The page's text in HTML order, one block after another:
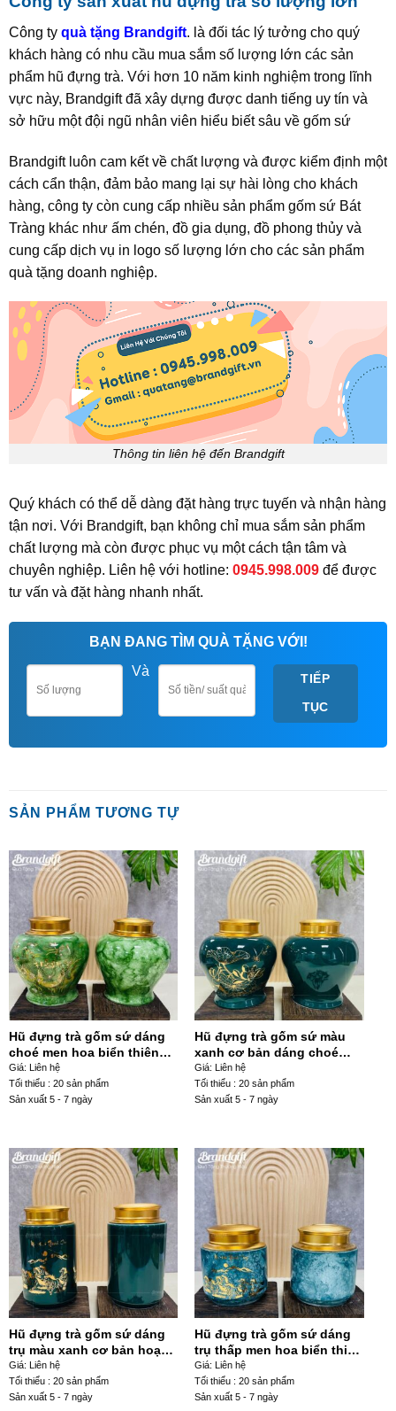
Công ty quà tặng Brandgift. là đối tác lý tưởng cho quý
khách hàng có nhu cầu mua sắm số lượng lớn các sản
phẩm hũ đựng trà. Với hơn 10 năm kinh nghiệm trong lĩnh
vực này, Brandgift đã xây dựng được danh tiếng uy tín và
sở hữu một đội ngũ nhân viên hiểu biết sâu về gốm sứ
Brandgift luôn cam kết về chất lượng và được kiểm định một
cách cẩn thận, đảm bảo mang lại sự hài lòng cho khách
hàng, công ty còn cung cấp nhiều sản phẩm gốm sứ Bát
Tràng khác như ấm chén, đồ gia dụng, đồ phong thủy và
cung cấp dịch vụ in logo số lượng lớn cho các sản phẩm
quà tặng doanh nghiệp.
Thông tin liên hệ đến Brandgift
Quý khách có thể dễ dàng đặt hàng trực tuyến và nhận hàng
tận nơi. Với Brandgift, bạn không chỉ mua sắm sản phẩm
chất lượng mà còn được phục vụ một cách tận tâm và
chuyên nghiệp. Liên hệ với hotline: 0945.998.009để được
tư vấn và đặt hàng nhanh nhất.
BẠN ĐANG TÌM QUÀ TẶNG VỚI!
Và
TIẾP
TỤC
SẢN PHẨM TƯƠNG TỰ
Hũ đựng trà gốm sứ dáng
choé men hoa biển thiên
Xanh lá hoạ tiết sen hạc
HDT-07
Giá: Liên hệ
Tối thiểu : 20 sản phẩm
Sản xuất 5 - 7 ngày
Hũ đựng trà gốm sứ màu
xanh cơ bản dáng choé
hoạ tiết hoa sen chuồn
chuồn HDT-03
Giá: Liên hệ
Tối thiểu : 20 sản phẩm
Sản xuất 5 - 7 ngày
Hũ đựng trà gốm sứ dáng
trụ màu xanh cơ bản hoạ
tiết mã đáo thành công
HDT-19
Giá: Liên hệ
Tối thiểu : 20 sản phẩm
Sản xuất 5 - 7 ngày
Hũ đựng trà gốm sứ dáng
trụ thấp men hoa biển thiên
xanh dương hoạ tiết mã
đáo thành công HDT-29
Giá: Liên hệ
Tối thiểu : 20 sản phẩm
Sản xuất 5 - 7 ngày